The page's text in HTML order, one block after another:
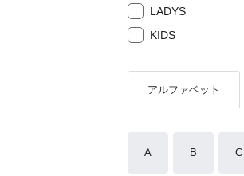
LADYS
KIDS
アルファベット
A B C